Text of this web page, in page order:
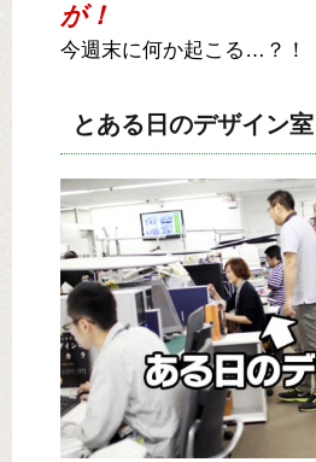
が！
今週末に何か起こる…？！
とある日のデザイン室